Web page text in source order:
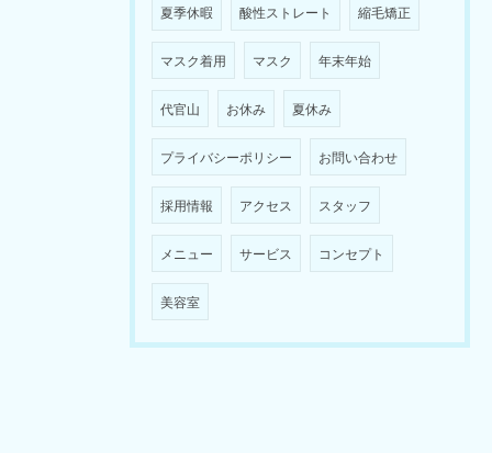
夏季休暇 酸性ストレート 縮毛矯正
マスク着用 マスク 年末年始
代官山 お休み 夏休み
プライバシーポリシー お問い合わせ
採用情報 アクセス スタッフ
メニュー サービス コンセプト
美容室